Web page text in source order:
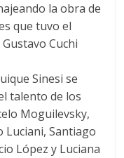
la obra de
que tuvo el
Cuchi
Sinesi se
talento de los
Moguilevsky,
Luciani, Santiago
López y Luciana